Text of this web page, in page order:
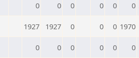
0 0 0 0 0 0
1927 1927 0 0 0 1970
0 0 0 0 0 0